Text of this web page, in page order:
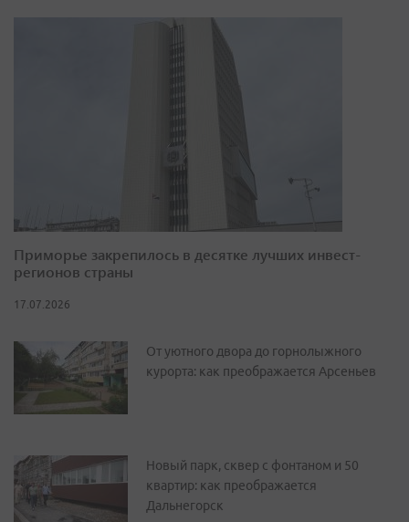
Приморье закрепилось в десятке лучших инвест-
регионов страны
17.07.2026
От уютного двора до горнолыжного
курорта: как преображается Арсеньев
Новый парк, сквер с фонтаном и 50
квартир: как преображается
Дальнегорск